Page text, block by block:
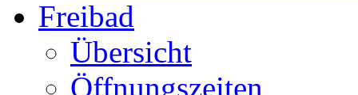
Freibad
Übersicht
Öffnungszeiten